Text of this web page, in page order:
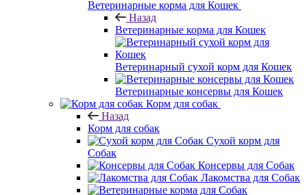
Ветеринарные корма для Кошек
Назад
Ветеринарные корма для Кошек
Ветеринарный сухой корм для Кошек
Ветеринарные консервы для Кошек
Корм для собак
Назад
Корм для собак
Сухой корм для
Собак
Консервы для Собак
Лакомства для Собак